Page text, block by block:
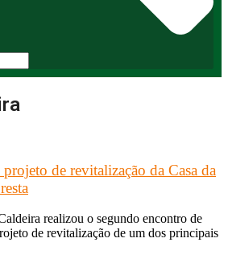
de revitalização da Casa da
realizou o segundo encontro de
de revitalização de um dos principais